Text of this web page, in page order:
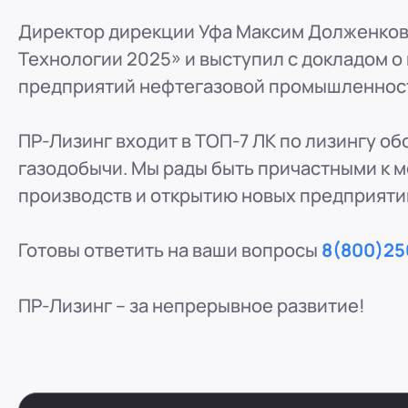
ООО "ПР-Лизинг"
РоссияБарнаултракт Павловский, д. 295
8 (800) 250-25-31 (вн. 220) mail@pr-liz.ru8
ООО "ПР-Лизинг"
Россия
8 (800) 250-25-31 (вн. 129)mail@pr-liz.ru8
ООО "ПР-Лизинг"
РоссияКрасноярск
8 (800) 250-25-31 (вн. 240)
mail@pr-liz.ru 8
ООО "ПР-Лизинг"
8 (800) 250-25-31 (вн. 153)mail@pr-liz.ru8
8 (800) 250-25-31 (вн. 153)mail@pr-liz.ru8
Директор дирекции Уфа Максим
Технологии 2025» и выступил с докладом
предприятий нефтегазовой
ПР-Лизинг входит в ТОП-7 ЛК по лизингу
газодобычи. Мы рады быть причастными к
производств и открытию новых
Готовы ответить на ваши вопросы
ПР-Лизинг – за непрерывное развитие!